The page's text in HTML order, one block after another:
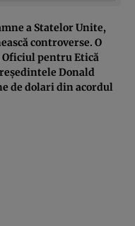
a Statelor Unite,
controverse. O
pentru Etică
Donald
de dolari din acordul